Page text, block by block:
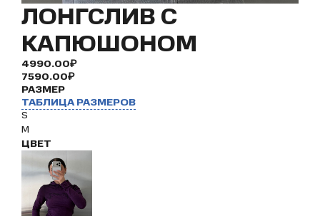
ЛОНГСЛИВ С
КАПЮШОНОМ
4990.00₽
7590.00₽
РАЗМЕР
ТАБЛИЦА РАЗМЕРОВ
S
M
ЦВЕТ